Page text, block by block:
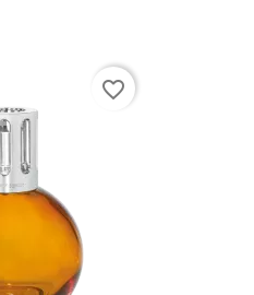
favorite_border